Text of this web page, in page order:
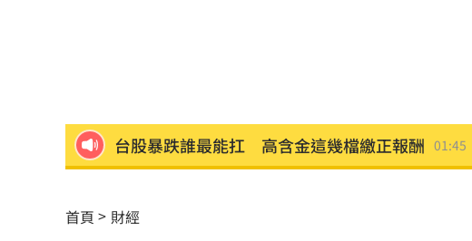
台股暴跌誰最能扛 高含金這幾檔繳正報酬 01:45
宏福苑大火調查出爐！菸頭引燃施工雜物
首頁 財經